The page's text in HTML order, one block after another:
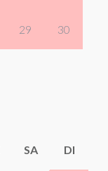
29 30
SA DI